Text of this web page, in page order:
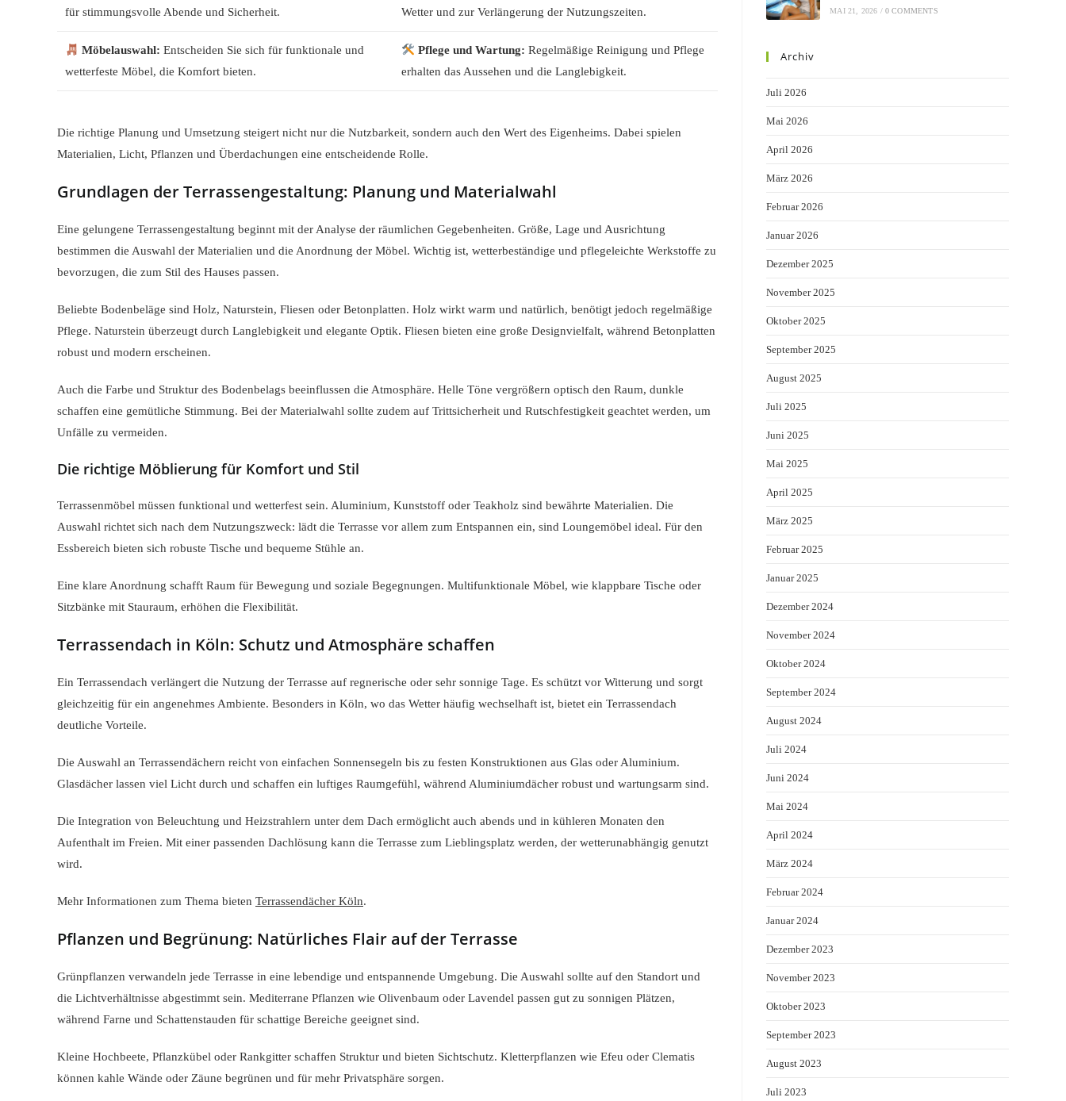
für stimmungsvolle Abende und Sicherheit.
Wetter und zur Verlängerung der Nutzungszeiten.
Möbelauswahl: Entscheiden Sie sich für funktionale und
wetterfeste Möbel, die Komfort bieten.
Pflege und Wartung: Regelmäßige Reinigung und Pflege
erhalten das Aussehen und die Langlebigkeit.
Die richtige Planung und Umsetzung steigert nicht nur die Nutzbarkeit, sondern auch den Wert des Eigenheims. Dabei spielen
Materialien, Licht, Pflanzen und Überdachungen eine entscheidende Rolle.
Grundlagen der Terrassengestaltung: Planung und Materialwahl
Eine gelungene Terrassengestaltung beginnt mit der Analyse der räumlichen Gegebenheiten. Größe, Lage und Ausrichtung
bestimmen die Auswahl der Materialien und die Anordnung der Möbel. Wichtig ist, wetterbeständige und pflegeleichte Werkstoffe zu
bevorzugen, die zum Stil des Hauses passen.
Beliebte Bodenbeläge sind Holz, Naturstein, Fliesen oder Betonplatten. Holz wirkt warm und natürlich, benötigt jedoch regelmäßige
Pflege. Naturstein überzeugt durch Langlebigkeit und elegante Optik. Fliesen bieten eine große Designvielfalt, während Betonplatten
robust und modern erscheinen.
Auch die Farbe und Struktur des Bodenbelags beeinflussen die Atmosphäre. Helle Töne vergrößern optisch den Raum, dunkle
schaffen eine gemütliche Stimmung. Bei der Materialwahl sollte zudem auf Trittsicherheit und Rutschfestigkeit geachtet werden, um
Unfälle zu vermeiden.
Die richtige Möblierung für Komfort und Stil
Terrassenmöbel müssen funktional und wetterfest sein. Aluminium, Kunststoff oder Teakholz sind bewährte Materialien. Die
Auswahl richtet sich nach dem Nutzungszweck: lädt die Terrasse vor allem zum Entspannen ein, sind Loungemöbel ideal. Für den
Essbereich bieten sich robuste Tische und bequeme Stühle an.
Eine klare Anordnung schafft Raum für Bewegung und soziale Begegnungen. Multifunktionale Möbel, wie klappbare Tische oder
Sitzbänke mit Stauraum, erhöhen die Flexibilität.
Terrassendach in Köln: Schutz und Atmosphäre schaffen
Ein Terrassendach verlängert die Nutzung der Terrasse auf regnerische oder sehr sonnige Tage. Es schützt vor Witterung und sorgt
gleichzeitig für ein angenehmes Ambiente. Besonders in Köln, wo das Wetter häufig wechselhaft ist, bietet ein Terrassendach
deutliche Vorteile.
Die Auswahl an Terrassendächern reicht von einfachen Sonnensegeln bis zu festen Konstruktionen aus Glas oder Aluminium.
Glasdächer lassen viel Licht durch und schaffen ein luftiges Raumgefühl, während Aluminiumdächer robust und wartungsarm sind.
Die Integration von Beleuchtung und Heizstrahlern unter dem Dach ermöglicht auch abends und in kühleren Monaten den
Aufenthalt im Freien. Mit einer passenden Dachlösung kann die Terrasse zum Lieblingsplatz werden, der wetterunabhängig genutzt
wird.
Mehr Informationen zum Thema bieten Terrassendächer Köln.
Pflanzen und Begrünung: Natürliches Flair auf der Terrasse
Grünpflanzen verwandeln jede Terrasse in eine lebendige und entspannende Umgebung. Die Auswahl sollte auf den Standort und
die Lichtverhältnisse abgestimmt sein. Mediterrane Pflanzen wie Olivenbaum oder Lavendel passen gut zu sonnigen Plätzen,
während Farne und Schattenstauden für schattige Bereiche geeignet sind.
Kleine Hochbeete, Pflanzkübel oder Rankgitter schaffen Struktur und bieten Sichtschutz. Kletterpflanzen wie Efeu oder Clematis
können kahle Wände oder Zäune begrünen und für mehr Privatsphäre sorgen.
MAI 21, 2026 / 0 COMMENTS
Archiv
Juli 2026
Mai 2026
April 2026
März 2026
Februar 2026
Januar 2026
Dezember 2025
November 2025
Oktober 2025
September 2025
August 2025
Juli 2025
Juni 2025
Mai 2025
April 2025
März 2025
Februar 2025
Januar 2025
Dezember 2024
November 2024
Oktober 2024
September 2024
August 2024
Juli 2024
Juni 2024
Mai 2024
April 2024
März 2024
Februar 2024
Januar 2024
Dezember 2023
November 2023
Oktober 2023
September 2023
August 2023
Juli 2023